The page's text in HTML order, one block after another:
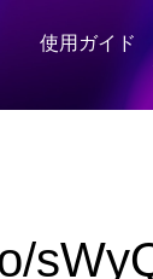
使用ガイド